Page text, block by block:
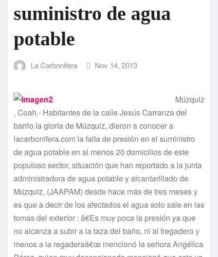
suministro de agua
potable
La Carbonifera Nov 14, 2013
Múzquiz
, Coah.- Habitantes de la calle Jesús Carranza del
barrio la gloria de Múzquiz, dieron a conocer a
lacarbonifera.com la falta de presión en el suministro
de agua potable en al menos 20 domicilios de este
populoso sector, situación que han reportado a la junta
administradora de agua potable y alcantarillado de
Múzquiz, (JAAPAM) desde hace más de tres meses y
es que a decir de los afectados el agua solo sale en las
tomas del exterior : â€Es muy poca la presión ya que
no alcanza a subir a la taza del baño, ni al fregadero y
menos a la regaderaâ€œ mencionó la señora Angélica